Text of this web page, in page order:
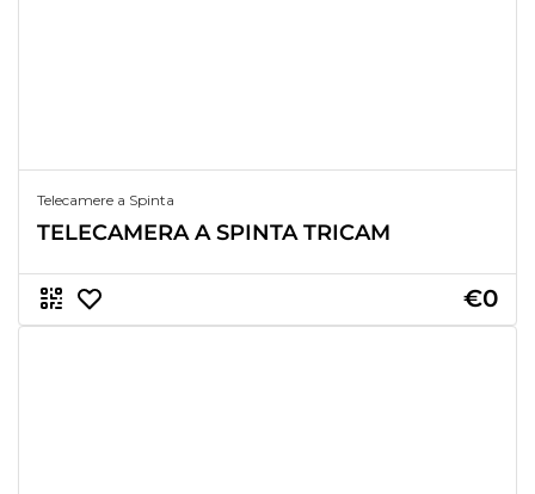
Telecamere a Spinta
TELECAMERA A SPINTA TRICAM
€0